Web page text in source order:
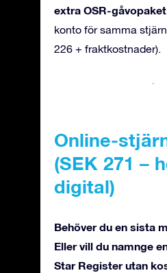
extra OSR-gåvopaket
konto för samma
226 + fraktkostnader).
Online-
(SEK 271 –
digital)
Behöver du en sista
Eller vill du namnge
Star Register utan